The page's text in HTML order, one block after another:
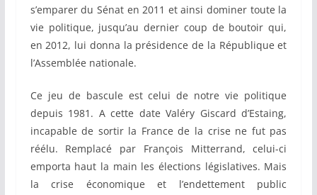
s’emparer du Sénat en 2011 et ainsi dominer toute la
vie politique, jusqu’au dernier coup de boutoir qui,
en 2012, lui donna la présidence de la République et
l’Assemblée nationale.
Ce jeu de bascule est celui de notre vie politique
depuis 1981. A cette date Valéry Giscard d’Estaing,
incapable de sortir la France de la crise ne fut pas
réélu. Remplacé par François Mitterrand, celui-ci
emporta haut la main les élections législatives. Mais
la crise économique et l’endettement public